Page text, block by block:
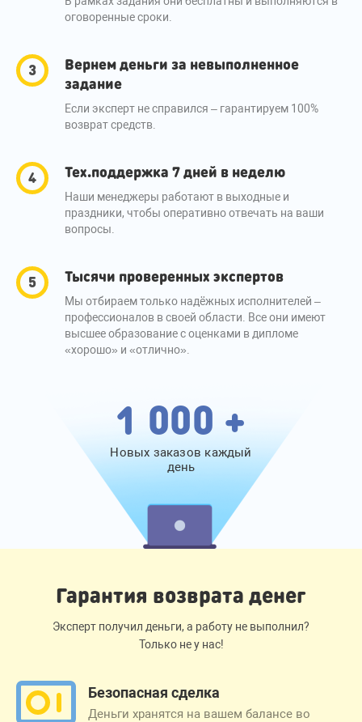
оговоренные сроки.
Вернем деньги за невыполненное
задание
Если эксперт не справился – гарантируем 100%
возврат средств.
Тех.поддержка 7 дней в неделю
Наши менеджеры работают в выходные и
праздники, чтобы оперативно отвечать на ваши
вопросы.
Тысячи проверенных экспертов
Мы отбираем только надёжных исполнителей –
профессионалов в своей области. Все они имеют
высшее образование с оценками в дипломе
«хорошо» и «отлично».
1 000 +
Новых заказов каждый
день
Гарантия возврата денег
Эксперт получил деньги, а работу не выполнил?
Только не у нас!
Безопасная сделка
Деньги хранятся на вашем балансе во